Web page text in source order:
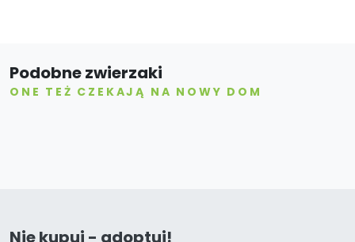
Podobne zwierzaki
ONE TEŻ CZEKAJĄ NA NOWY DOM
Nie kupuj - adoptuj!